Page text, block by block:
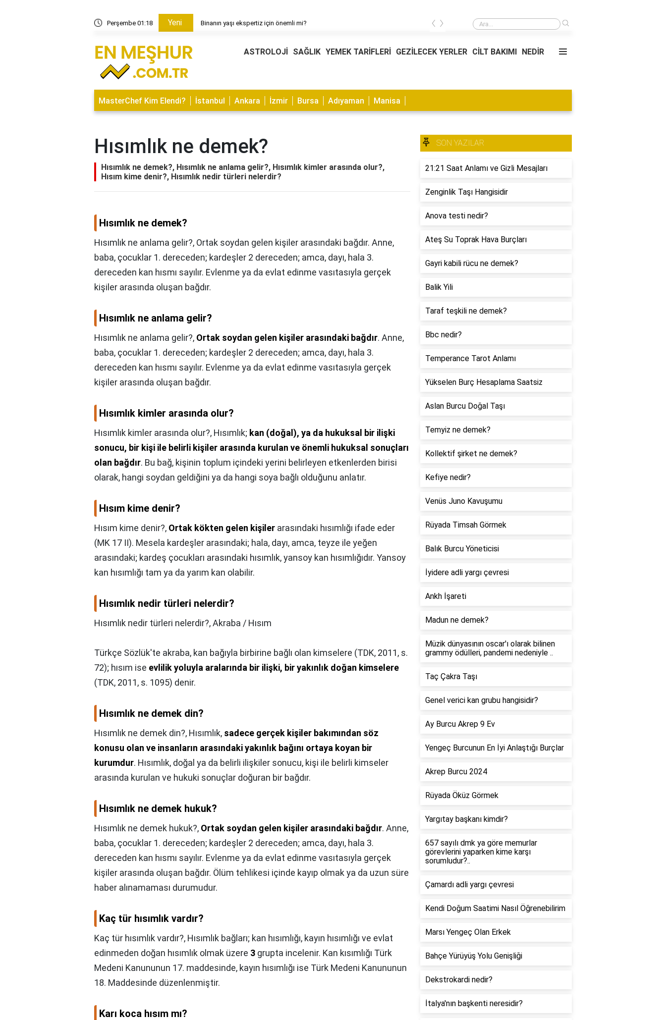
Perşembe 01:18 Yeni Binanın yaşı ekspertiz için önemli mi? Binanın yaşı ekspertiz için önemli mi?
‹ ›
ASTROLOJİ SAĞLIK YEMEK TARİFLERİ GEZİLECEK YERLER CİLT BAKIMI NEDİR
MasterChef Kim Elendi? İstanbul Ankara İzmir Bursa Adıyaman Manisa
Hısımlık ne demek?
Hısımlık ne demek?, Hısımlık ne anlama gelir?, Hısımlık kimler arasında olur?,
Hısım kime denir?, Hısımlık nedir türleri nelerdir?
Hısımlık ne demek?
Hısımlık ne anlama gelir?, Ortak soydan gelen kişiler arasındaki bağdır. Anne,
baba, çocuklar 1. dereceden; kardeşler 2 dereceden; amca, dayı, hala 3.
dereceden kan hısmı sayılır. Evlenme ya da evlat edinme vasıtasıyla gerçek
kişiler arasında oluşan bağdır.
Hısımlık ne anlama gelir?
Hısımlık ne anlama gelir?, Ortak soydan gelen kişiler arasındaki bağdır. Anne,
baba, çocuklar 1. dereceden; kardeşler 2 dereceden; amca, dayı, hala 3.
dereceden kan hısmı sayılır. Evlenme ya da evlat edinme vasıtasıyla gerçek
kişiler arasında oluşan bağdır.
Hısımlık kimler arasında olur?
Hısımlık kimler arasında olur?, Hısımlık; kan (doğal), ya da hukuksal bir ilişki
sonucu, bir kişi ile belirli kişiler arasında kurulan ve önemli hukuksal sonuçları
olan bağdır. Bu bağ, kişinin toplum içindeki yerini belirleyen etkenlerden birisi
olarak, hangi soydan geldiğini ya da hangi soya bağlı olduğunu anlatır.
Hısım kime denir?
Hısım kime denir?, Ortak kökten gelen kişiler arasındaki hısımlığı ifade eder
(MK 17 II). Mesela kardeşler arasındaki; hala, dayı, amca, teyze ile yeğen
arasındaki; kardeş çocukları arasındaki hısımlık, yansoy kan hısımlığıdır. Yansoy
kan hısımlığı tam ya da yarım kan olabilir.
Hısımlık nedir türleri nelerdir?
Hısımlık nedir türleri nelerdir?,Akraba / Hısım
Türkçe Sözlük'te akraba, kan bağıyla birbirine bağlı olan kimselere (TDK, 2011, s.
72); hısım ise evlilik yoluyla aralarında bir ilişki, bir yakınlık doğan kimselere
(TDK, 2011, s. 1095) denir.
Hısımlık ne demek din?
Hısımlık ne demek din?, Hısımlık, sadece gerçek kişiler bakımından söz
konusu olan ve insanların arasındaki yakınlık bağını ortaya koyan bir
kurumdur. Hısımlık, doğal ya da belirli ilişkiler sonucu, kişi ile belirli kimseler
arasında kurulan ve hukuki sonuçlar doğuran bir bağdır.
Hısımlık ne demek hukuk?
Hısımlık ne demek hukuk?, Ortak soydan gelen kişiler arasındaki bağdır. Anne,
baba, çocuklar 1. dereceden; kardeşler 2 dereceden; amca, dayı, hala 3.
dereceden kan hısmı sayılır. Evlenme ya da evlat edinme vasıtasıyla gerçek
kişiler arasında oluşan bağdır. Ölüm tehlikesi içinde kayıp olmak ya da uzun süre
haber alınamaması durumudur.
Kaç tür hısımlık vardır?
Kaç tür hısımlık vardır?, Hısımlık bağları; kan hısımlığı, kayın hısımlığı ve evlat
edinmeden doğan hısımlık olmak üzere 3 grupta incelenir. Kan kısımlığı Türk
Medeni Kanununun 17. maddesinde, kayın hısımlığı ise Türk Medeni Kanununun
18. Maddesinde düzenlenmiştir.
Karı koca hısım mı?
SON YAZILAR
21:21 Saat Anlamı ve Gizli Mesajları
Zenginlik Taşı Hangisidir
Anova testi nedir?
Ateş Su Toprak Hava Burçları
Gayri kabili rücu ne demek?
Balik Yili
Taraf teşkili ne demek?
Bbc nedir?
Temperance Tarot Anlamı
Yükselen Burç Hesaplama Saatsiz
Aslan Burcu Doğal Taşı
Temyiz ne demek?
Kollektif şirket ne demek?
Kefiye nedir?
Venüs Juno Kavuşumu
Rüyada Timsah Görmek
Balık Burcu Yöneticisi
İyidere adli yargı çevresi
Ankh İşareti
Madun ne demek?
Müzik dünyasının oscar'ı olarak bilinen
grammy ödülleri, pandemi nedeniyle ..
Taç Çakra Taşı
Genel verici kan grubu hangisidir?
Ay Burcu Akrep 9 Ev
Yengeç Burcunun En İyi Anlaştığı Burçlar
Akrep Burcu 2024
Rüyada Öküz Görmek
Yargıtay başkanı kimdir?
657 sayılı dmk ya göre memurlar
görevlerini yaparken kime karşı
sorumludur?..
Çamardı adli yargı çevresi
Kendi Doğum Saatimi Nasıl Öğrenebilirim
Marsı Yengeç Olan Erkek
Bahçe Yürüyüş Yolu Genişliği
Dekstrokardi nedir?
İtalya'nın başkenti neresidir?